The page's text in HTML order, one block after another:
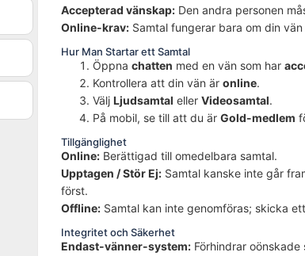
Accepterad vänskap: Den andra personen
Online-krav: Samtal fungerar bara om din vän
Hur Man Startar ett Samtal
Öppna chatten med en vän som har
Kontrollera att din vän är online.
Välj Ljudsamtal eller Videosamtal.
På mobil, se till att du är Gold-medlem
Tillgänglighet
Online: Berättigad till omedelbara samtal.
Upptagen / Stör Ej: Samtal kanske inte går
först.
Offline: Samtal kan inte genomföras; skicka
Integritet och Säkerhet
Endast-vänner-system: Förhindrar oönskade